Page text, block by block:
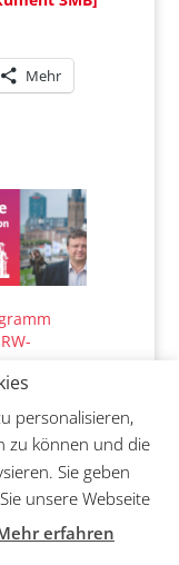
Mehr
personalisieren,
zu können und die
Sie geben
unsere Webseite
erfahren